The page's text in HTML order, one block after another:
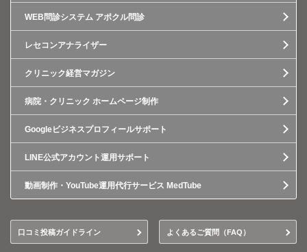
WEB問診システム アポクル問診
レセコンアナライザー
クリニック経営マガジン
病院・クリニック ホームページ制作
Googleビジネスプロフィールサポート
LINE公式アカウント運用サポート
動画制作・YouTube運用代行サービス MedTube
口コミ投稿ガイドライン よくあるご質問（FAQ）